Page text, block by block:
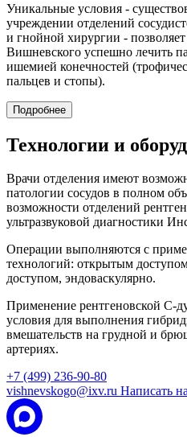
Уникальные условия -
учреждении отделений
и гнойной хирургии -
Вишневского успешно лечить
ишемией конечностей
пальцев и стопы).
Подробнее
Технологии и
Врачи отделения имеют
патологии сосудов в полном
возможности отделений
ультразвуковой диагностики
Операции выполняются с
технологий: открытым
доступом, эндоваскулярно.
Применение рентгеновской С-
условия для выполнения
вмешательств на грудной и
артериях.
+7 (499) 236-90-80
vishnevskogo@ixv.ru Написать